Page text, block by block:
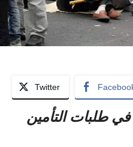
Twitter
في طلبات التأمين